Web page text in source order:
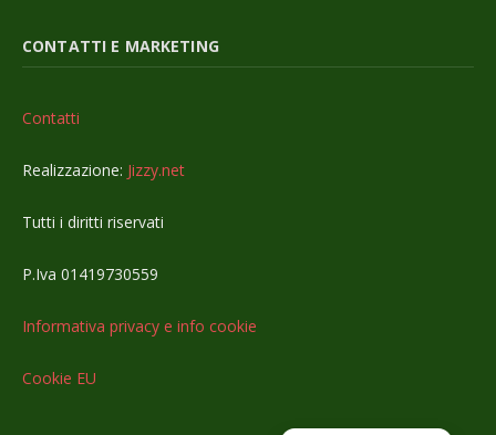
CONTATTI E MARKETING
Contatti
Realizzazione: Jizzy.net
Tutti i diritti riservati
P.Iva 01419730559
Informativa privacy e info cookie
Cookie EU